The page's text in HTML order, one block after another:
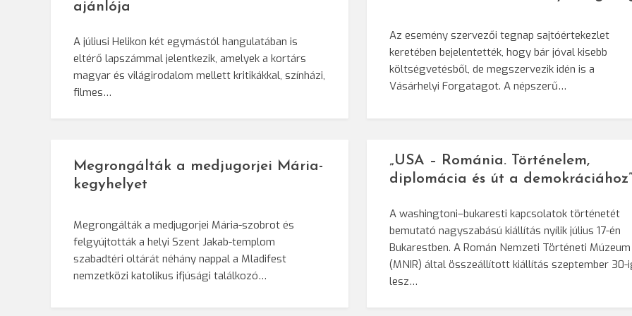
ajánlója
A júliusi Helikon két egymástól hangulatában is
eltérő lapszámmal jelentkezik, amelyek a kortárs
magyar és világirodalom mellett kritikákkal, színházi,
filmes…
Az esemény szervezői tegnap sajtóértekezlet
keretében bejelentették, hogy bár jóval kisebb
költségvetésből, de megszervezik idén is a
Vásárhelyi Forgatagot. A népszerű…
Megrongálták a medjugorjei Mária-
kegyhelyet
Megrongálták a medjugorjei Mária-szobrot és
felgyújtották a helyi Szent Jakab-templom
szabadtéri oltárát néhány nappal a Mladifest
nemzetközi katolikus ifjúsági találkozó…
„USA – Románia. Történelem,
diplomácia és út a
A washingtoni–bukaresti kapcsolatok történetét
bemutató nagyszabású kiállítás nyílik július 17-én
Bukarestben. A Román Nemzeti Történeti Múzeum
(MNIR) által összeállított kiállítás szeptember 30-
lesz…